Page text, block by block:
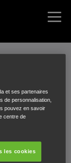
et ses partenaires
de personnalisation,
pouvez en savoir
centre de
les cookies